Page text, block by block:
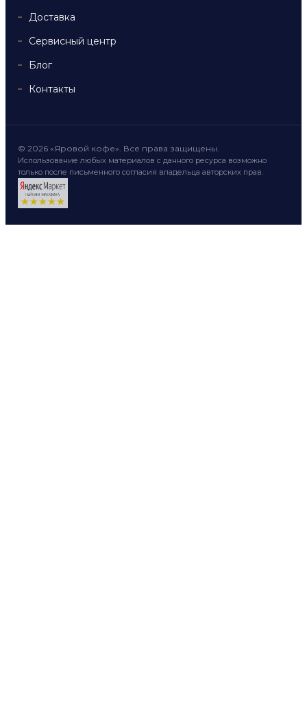
Доставка
Сервисный центр
Блог
Контакты
© 2026 «Яровой кофе». Все права защищены.
Использование любых материалов с данного ресурса возможно
только после письменного согласия владельца авторских прав.